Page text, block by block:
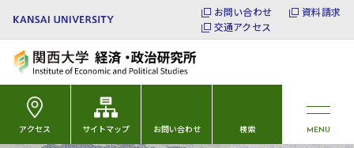
お問い合わせ
資料請求
交通アクセス
MENU
検索
お問い合わせ
サイトマップ
アクセス